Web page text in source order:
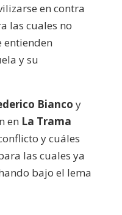
en contra
las cuales no
entienden
y su
Bianco y
en La Trama
y cuáles
las cuales ya
bajo el lema